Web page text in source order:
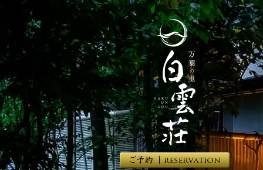
湯
河
温
泉
高
級
旅
館
【万
葉
の